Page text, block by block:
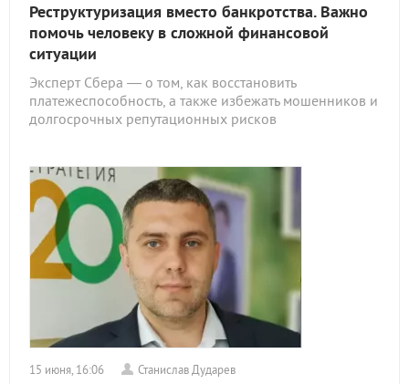
Реструктуризация вместо банкротства. Важно
помочь человеку в сложной финансовой
ситуации
Эксперт Сбера — о том, как восстановить
платежеспособность, а также избежать мошенников и
долгосрочных репутационных рисков
15 июня, 16:06 Станислав Дударев